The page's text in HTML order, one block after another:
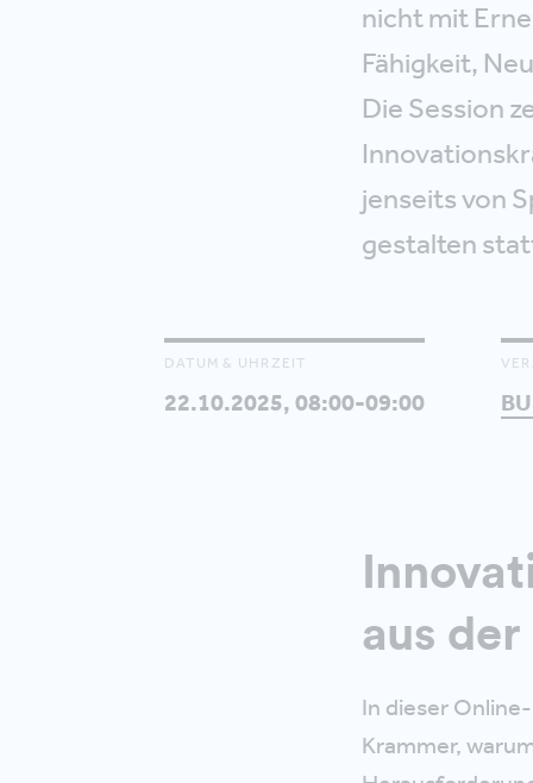
nicht mit
Fähigkeit,
Die Session
jenseits von
gestalten
DATUM & UHRZEIT
22.10.2025, 08:00-09:00
aus
In dieser
Krammer,